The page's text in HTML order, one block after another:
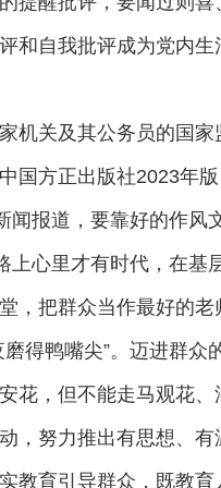
自我批评成为党内生
机关及其公务员的国
国方正出版社2023年
报道，要靠好的作风
上心里才有时代，在基
，把群众当作最好的
得鸭嘴尖”。迈进群众
花，但不能走马观花
，努力推出有思想、
教育引导群众，既教